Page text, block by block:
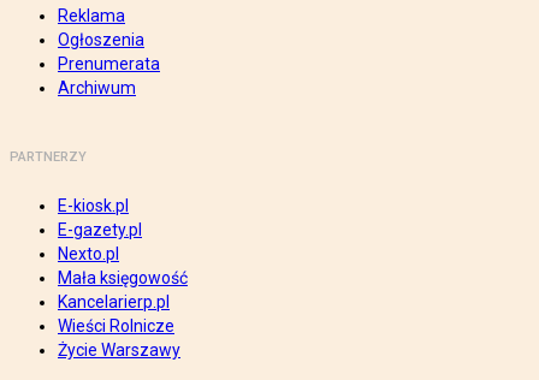
Reklama
Ogłoszenia
Prenumerata
Archiwum
PARTNERZY
E-kiosk.pl
E-gazety.pl
Nexto.pl
Mała księgowość
Kancelarierp.pl
Wieści Rolnicze
Życie Warszawy